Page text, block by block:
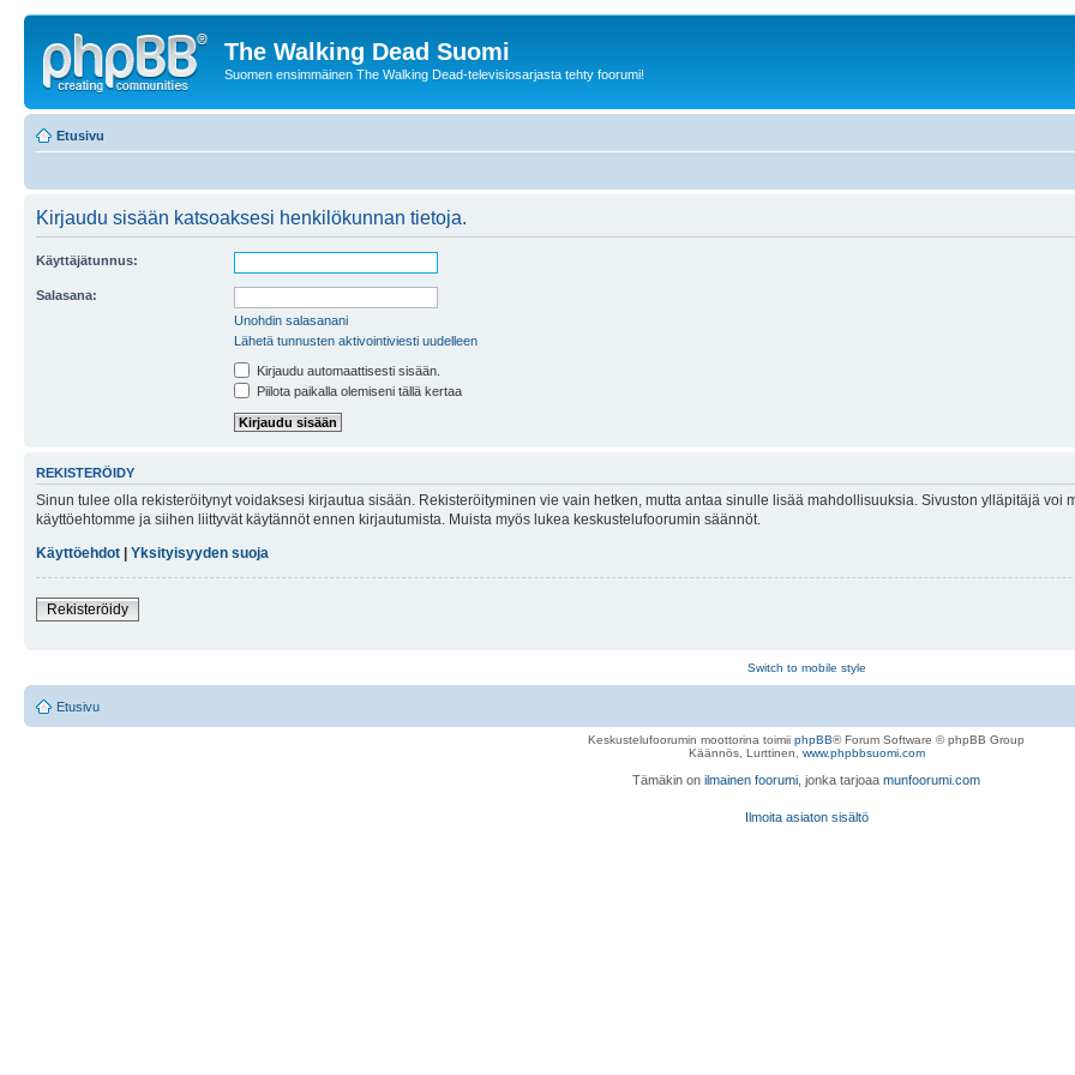
The Walking Dead Suomi
Suomen ensimmäinen The Walking Dead-televisiosarjasta tehty foorumi!
Etusivu
Kirjaudu sisään katsoaksesi henkilökunnan tietoja.
Käyttäjätunnus:
Salasana:
Unohdin salasanani
Lähetä tunnusten aktivointiviesti uudelleen
Kirjaudu automaattisesti sisään.
Piilota paikalla olemiseni tällä kertaa
REKISTERÖIDY
Sinun tulee olla rekisteröitynyt voidaksesi kirjautua sisään. Rekisteröityminen vie vain hetken, mutta antaa sinulle lisää mahdollisuuksia. Sivuston ylläpitäjä
käyttöehtomme ja siihen liittyvät käytännöt ennen kirjautumista. Muista myös lukea keskustelufoorumin säännöt.
Käyttöehdot
Yksityisyyden suoja
Rekisteröidy
Switch to mobile style
Etusivu
Keskustelufoorumin moottorina toimii phpBB® Forum Software © phpBB Group
Käännös, Lurttinen, www.phpbbsuomi.com
Tämäkin on ilmainen foorumi , jonka tarjoaa munfoorumi.com
Ilmoita asiaton sisältö